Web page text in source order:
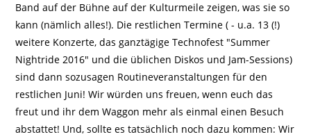
Band auf der Bühne auf der Kulturmeile zeigen, was sie so
kann (nämlich alles!). Die restlichen Termine ( - u.a. 13 (!)
weitere Konzerte, das ganztägige Technofest "Summer
Nightride 2016" und die üblichen Diskos und Jam-Sessions)
sind dann sozusagen Routineveranstaltungen für den
restlichen Juni! Wir würden uns freuen, wenn euch das
freut und ihr dem Waggon mehr als einmal einen Besuch
abstattet! Und, sollte es tatsächlich noch dazu kommen: Wir